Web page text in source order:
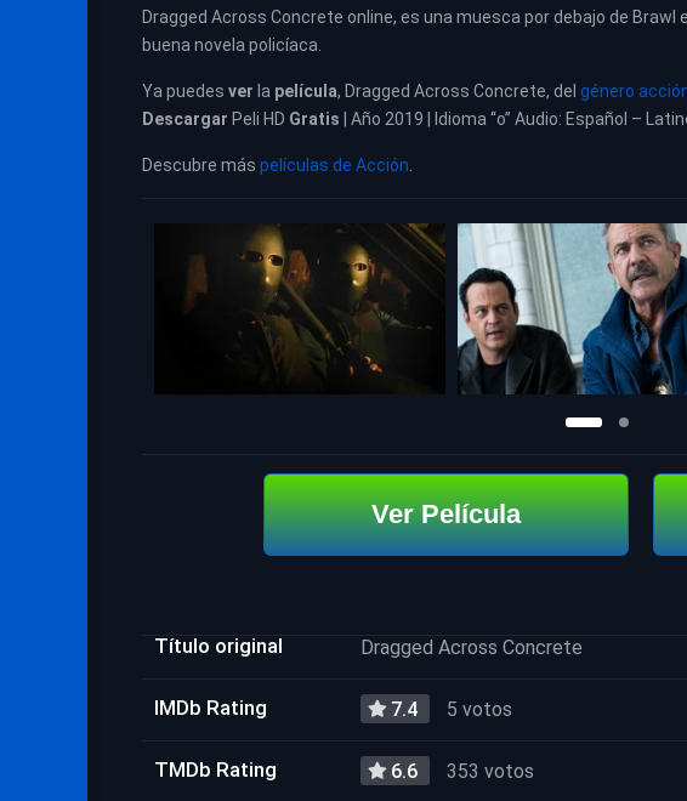
Dragged Across Concrete online, es una muesca por debajo de Brawl
buena novela policíaca.
Ya puedes ver la película, Dragged Across Concrete, del género
Descargar Peli HD Gratis | Año 2019 | Idioma “o” Audio: Español –
Descubre más películas de Acción
Ver Película
Título original Dragged Across Concrete
IMDb Rating 7.4 5 votos
TMDb Rating 6.6 353 votos